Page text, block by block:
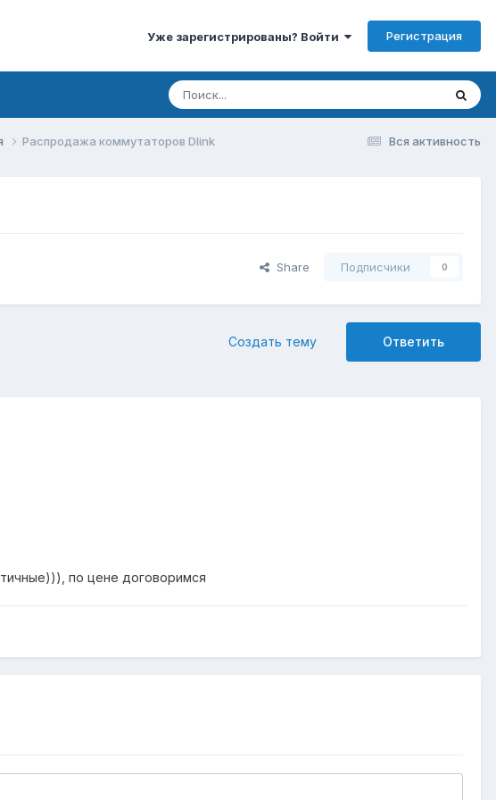
Уже зарегистрированы? Войти Регистрация
Вся активность
Распродажа коммутаторов Dlink
Share Подписчики 0
Ответить
Создать тему
по цене договоримся